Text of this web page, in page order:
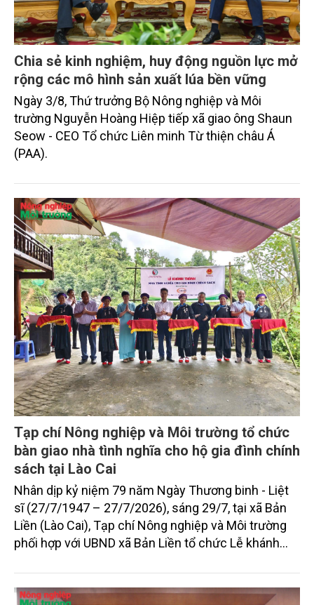
Chia sẻ kinh nghiệm, huy động nguồn lực mở
rộng các mô hình sản xuất lúa bền vững
Ngày 3/8, Thứ trưởng Bộ Nông nghiệp và Môi
trường Nguyễn Hoàng Hiệp tiếp xã giao ông Shaun
Seow - CEO Tổ chức Liên minh Từ thiện châu Á
(PAA).
Tạp chí Nông nghiệp và Môi trường tổ chức
bàn giao nhà tình nghĩa cho hộ gia đình chính
sách tại Lào Cai
Nhân dịp kỷ niệm 79 năm Ngày Thương binh - Liệt
sĩ (27/7/1947 – 27/7/2026), sáng 29/7, tại xã Bản
Liền (Lào Cai), Tạp chí Nông nghiệp và Môi trường
phối hợp với UBND xã Bản Liền tổ chức Lễ khánh
chính sách ông Lâm A Ịnh, sinh năm 1975, dân tộc
Tày, là thân nhân người có công với cách mạng, trú